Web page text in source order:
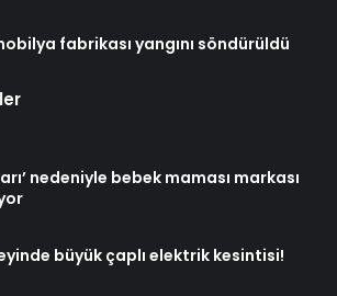
fabrikası yangını söndürüldü
nedeniyle bebek maması markası
büyük çaplı elektrik kesintisi!